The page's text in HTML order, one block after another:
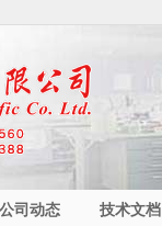
公司动态 技术文档